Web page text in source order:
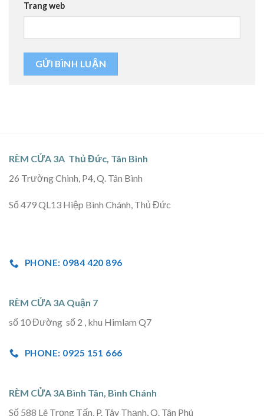
Trang web
RÈM CỬA 3A Thủ Đức, Tân Bình
26 Trường Chinh, P4, Q. Tân Bình
Số 479 QL13 Hiệp Bình Chánh, Thủ Đức
PHONE: 0984 420 896
RÈM CỬA 3A Quận 7
số 10 Đường số 2 , khu Himlam Q7
PHONE: 0925 151 666
RÈM CỬA 3A Bình Tân, Bình Chánh
Số 588 Lê Trọng Tấn, P. Tây Thạnh, Q. Tân Phú